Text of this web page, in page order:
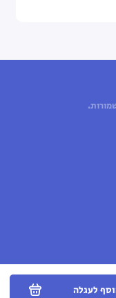
לעגלה